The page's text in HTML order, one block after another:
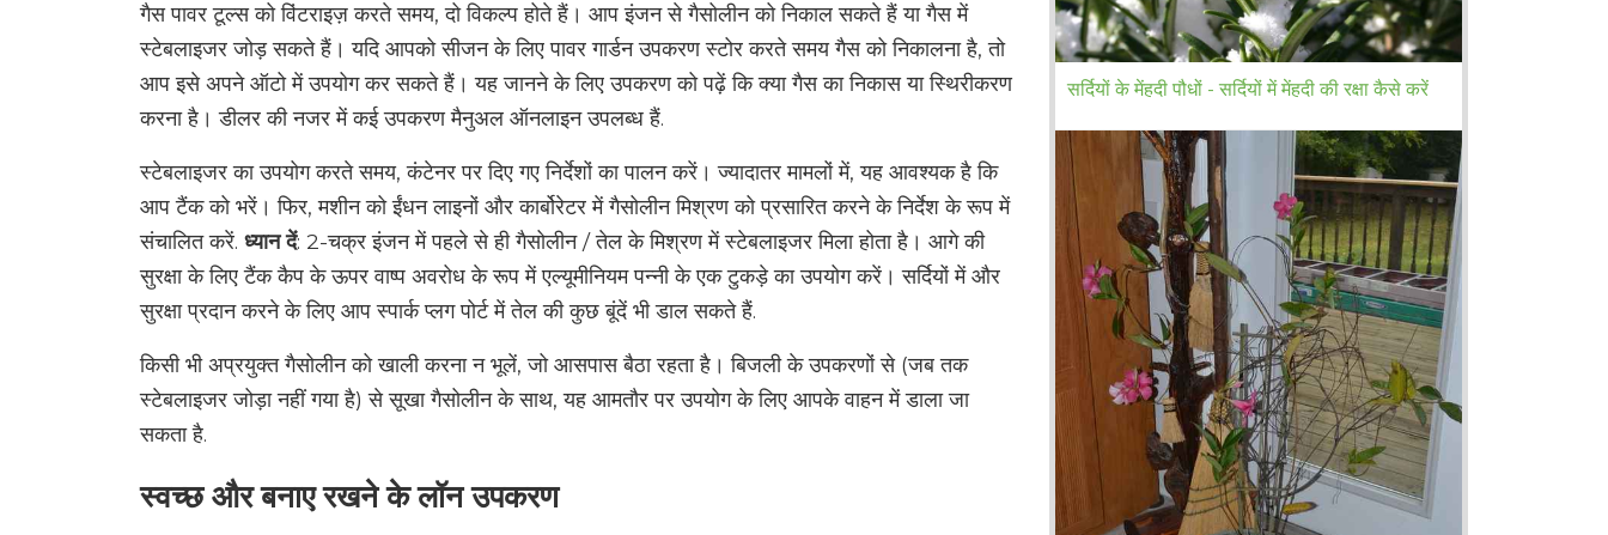
गैस पावर टूल्स को विंटराइज़ करते समय, दो विकल्प होते हैं। आप इंजन से गैसोलीन को निकाल सकते हैं या गैस में
स्टेबलाइजर जोड़ सकते हैं। यदि आपको सीजन के लिए पावर गार्डन उपकरण स्टोर करते समय गैस को निकालना है, तो
आप इसे अपने ऑटो में उपयोग कर सकते हैं। यह जानने के लिए उपकरण को पढ़ें कि क्या गैस का निकास या स्थिरीकरण
करना है। डीलर की नजर में कई उपकरण मैनुअल ऑनलाइन उपलब्ध हैं.
स्टेबलाइजर का उपयोग करते समय, कंटेनर पर दिए गए निर्देशों का पालन करें। ज्यादातर मामलों में, यह आवश्यक है कि
आप टैंक को भरें। फिर, मशीन को ईंधन लाइनों और कार्बोरेटर में गैसोलीन मिश्रण को प्रसारित करने के निर्देश के रूप में
संचालित करें. ध्यान दें: 2-चक्र इंजन में पहले से ही गैसोलीन / तेल के मिश्रण में स्टेबलाइजर मिला होता है। आगे की
सुरक्षा के लिए टैंक कैप के ऊपर वाष्प अवरोध के रूप में एल्यूमीनियम पन्नी के एक टुकड़े का उपयोग करें। सर्दियों में और
सुरक्षा प्रदान करने के लिए आप स्पार्क प्लग पोर्ट में तेल की कुछ बूंदें भी डाल सकते हैं.
किसी भी अप्रयुक्त गैसोलीन को खाली करना न भूलें, जो आसपास बैठा रहता है। बिजली के उपकरणों से (जब तक
स्टेबलाइजर जोड़ा नहीं गया है) से सूखा गैसोलीन के साथ, यह आमतौर पर उपयोग के लिए आपके वाहन में डाला जा
सकता है.
स्वच्छ और बनाए रखने के लॉन उपकरण
सर्दियों के मेंहदी पौधों - सर्दियों में मेंहदी की रक्षा कैसे करें